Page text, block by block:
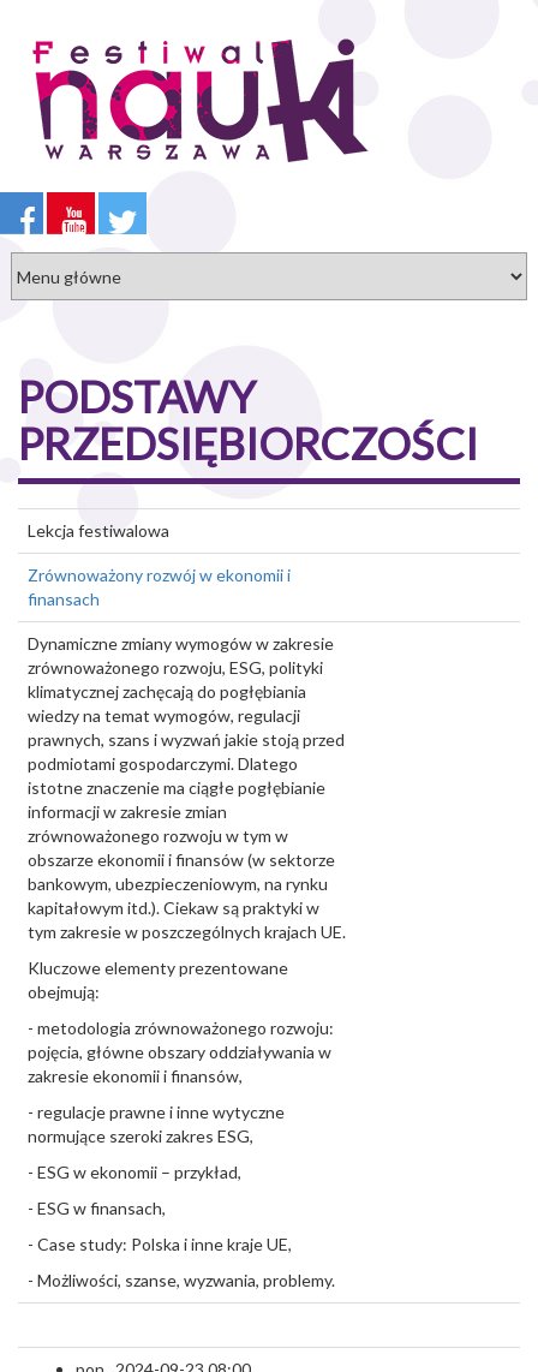
treści
PODSTAWY
PRZEDSIĘBIORCZOŚCI
Lekcja festiwalowa
Zrównoważony rozwój w ekonomii i
finansach
Dynamiczne zmiany wymogów w zakresie
zrównoważonego rozwoju, ESG, polityki
klimatycznej zachęcają do pogłębiania
wiedzy na temat wymogów, regulacji
prawnych, szans i wyzwań jakie stoją przed
podmiotami gospodarczymi. Dlatego
istotne znaczenie ma ciągłe pogłębianie
informacji w zakresie zmian
zrównoważonego rozwoju w tym w
obszarze ekonomii i finansów (w sektorze
bankowym, ubezpieczeniowym, na rynku
kapitałowym itd.). Ciekaw są praktyki w
tym zakresie w poszczególnych krajach UE.
Kluczowe elementy prezentowane
obejmują:
- metodologia zrównoważonego rozwoju:
pojęcia, główne obszary oddziaływania w
zakresie ekonomii i finansów,
- regulacje prawne i inne wytyczne
normujące szeroki zakres ESG,
- ESG w ekonomii – przykład,
- ESG w finansach,
- Case study: Polska i inne kraje UE,
- Możliwości, szanse, wyzwania, problemy.